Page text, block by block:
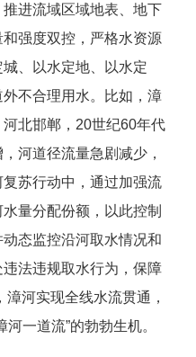
进流域区域地表、地下
强度双控，严格水资源
、以水定地、以水定
不合理用水。比如，漳
北邯郸，20世纪60年代
河道径流量急剧减少，
苏行动中，通过加强流
量分配份额，以此控制
态监控沿河取水情况和
法违规取水行为，保障
河实现全线水流贯通，
一道流”的勃勃生机。